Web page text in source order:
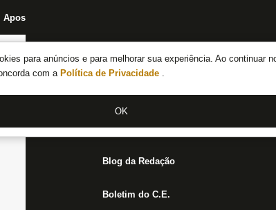
para anúncios e para melhorar sua experiência. Ao continuar
com a Política de Privacidade .
OK
Apostas
Notícias do Botafogo
Fórum
Jogos
Blog da Redação
Boletim do C.E.